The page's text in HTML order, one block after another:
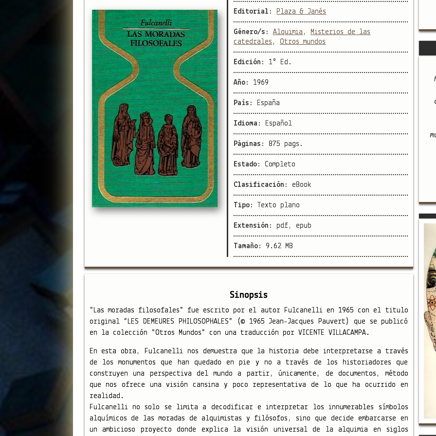
Editorial: Plaza & Janés
Género/s:Alquimia , Misterios de las
catedrales , Otros mundos
Edición: 1° Ed.
Año: 1969
País: España
Idioma: Español
Páginas: 875 pags.
Estado: Completo
Clasificación: eBook
Tipo: Texto plano
Extensión: pdf, epub
Tamaño: 9.62 MB
Sinopsis
“Las moradas filosofales” fue escrito por el autor Fulcanelli en 1965 con el titulo
original “LES DEMEURES PHILOSOPHALES” (© 1965 Jean-Jacques Pauvert) que se publicó
en la colección “Otros Mundos” con una traducción por VICENTE VILLACAMPA.
En esta obra, Fulcanelli nos demuestra que la historia debe interpretarse a través
de los monumentos que han quedado en pie y no a través de los historiadores que
construyen una perspectiva del mundo a partir, únicamente, de documentos, método
que nos ofrece una visión cansina y poco representativa de lo que ha ocurrido en
realidad.
Fulcanelli no solo se limita a decodificar e interpretar los innumerables símbolos
alquímicos de las moradas de alquimistas y filósofos, sino que decide embarcarse en
un ambicioso proyecto donde explica la visión universal de la alquimia en siglos